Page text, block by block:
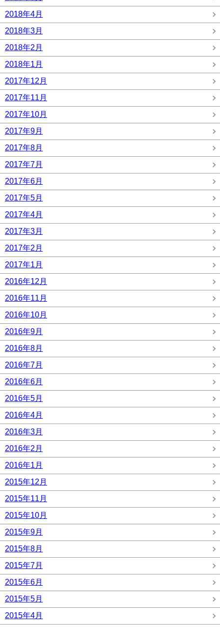
2018年4月
2018年3月
2018年2月
2018年1月
2017年12月
2017年11月
2017年10月
2017年9月
2017年8月
2017年7月
2017年6月
2017年5月
2017年4月
2017年3月
2017年2月
2017年1月
2016年12月
2016年11月
2016年10月
2016年9月
2016年8月
2016年7月
2016年6月
2016年5月
2016年4月
2016年3月
2016年2月
2016年1月
2015年12月
2015年11月
2015年10月
2015年9月
2015年8月
2015年7月
2015年6月
2015年5月
2015年4月